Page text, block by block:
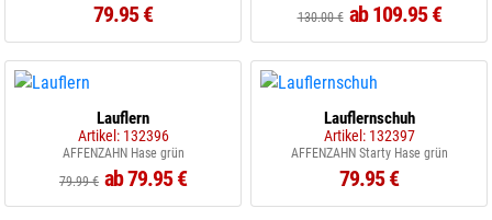
79.95 €
130.00 € ab 109.95 €
Lauflern
Artikel: 132396
AFFENZAHN Hase grün
79.99 € ab 79.95 €
Lauflernschuh
Artikel: 132397
AFFENZAHN Starty Hase grün
79.95 €